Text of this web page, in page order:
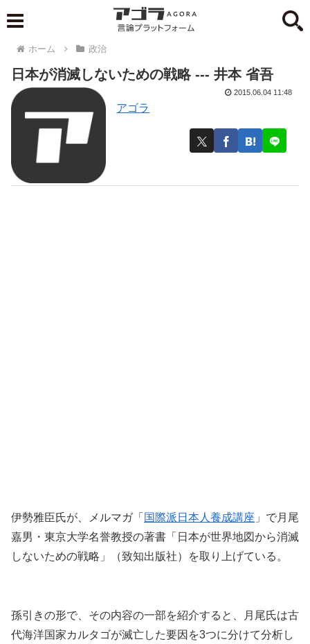
ホーム 政治
日本が消滅しないための戦略 --- 井本 省吾
アゴラ
2015.06.04 11:48
伊勢雅臣氏が、メルマガ「 国際派日本人養成講座 」で月尾
嘉男・東京大学名誉教授の著書「日本が世界地図から消滅
しないための戦略」（致知出版社）を取り上げている。
孫引きの形で、その内容の一部を紹介すると、月尾氏は古
代海洋国家カルタゴが滅亡した要因を3つに分けて分析し